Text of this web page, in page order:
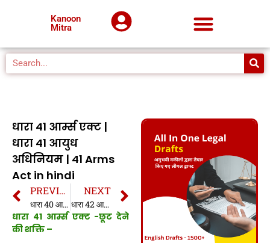
Kanoon
Mitra
धारा 41 आर्म्स एक्ट |
धारा 41 आयुध
अधिनियम | 41 Arms
Act in hindi
PREVIOUS
धारा 40 आर्म्स एक्ट | धारा 40 आयुध अधिनियम | 40 Arms Act in hindi
NEXT
धारा 42 आर्म्स एक्ट | धारा 42 आयुध अधिनियम | 42 Arms Act in hindi
धारा 41 आर्म्स एक्ट -छूट देने
की शक्ति –